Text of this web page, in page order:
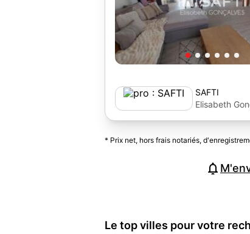
SAFTI
Elisabeth
* Prix net, hors frais notariés,
Le top villes pour votre